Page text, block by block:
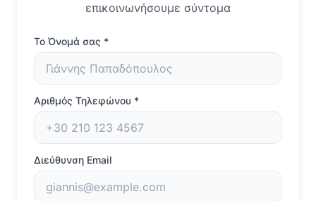
επικοινωνήσουμε σύντομα
Το Όνομά σας *
Αριθμός Τηλεφώνου *
Διεύθυνση Email